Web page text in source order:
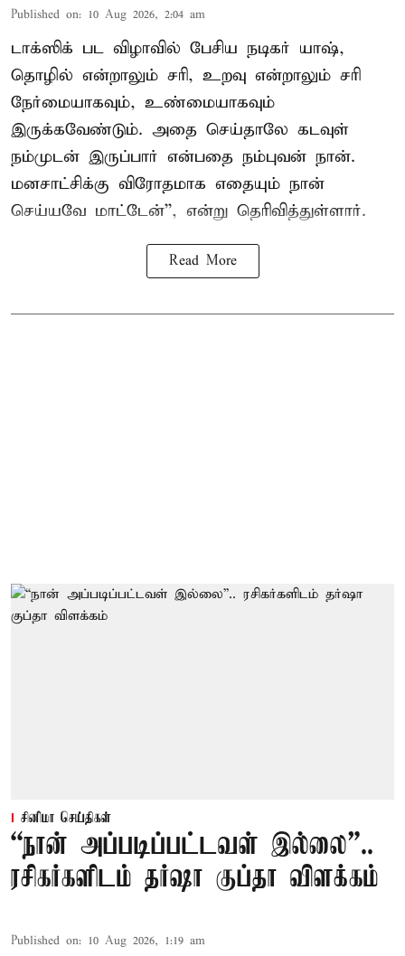
Published on: 10 Aug 2026, 2:04 am
டாக்ஸிக் பட விழாவில் பேசிய நடிகர் யாஷ்,
தொழில் என்றாலும் சரி, உறவு என்றாலும் சரி
நேர்மையாகவும், உண்மையாகவும்
இருக்கவேண்டும். அதை செய்தாலே கடவுள்
நம்முடன் இருப்பார் என்பதை நம்புவன் நான்.
மனசாட்சிக்கு விரோதமாக எதையும் நான்
செய்யவே மாட்டேன்'', என்று தெரிவித்துள்ளார்.
Read More
சினிமா செய்திகள்
“நான் அப்படிப்பட்டவள் இல்லை”..
ரசிகர்களிடம் தர்ஷா குப்தா விளக்கம்
Published on: 10 Aug 2026, 1:19 am